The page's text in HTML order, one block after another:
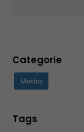
Categorie
Media
Tags